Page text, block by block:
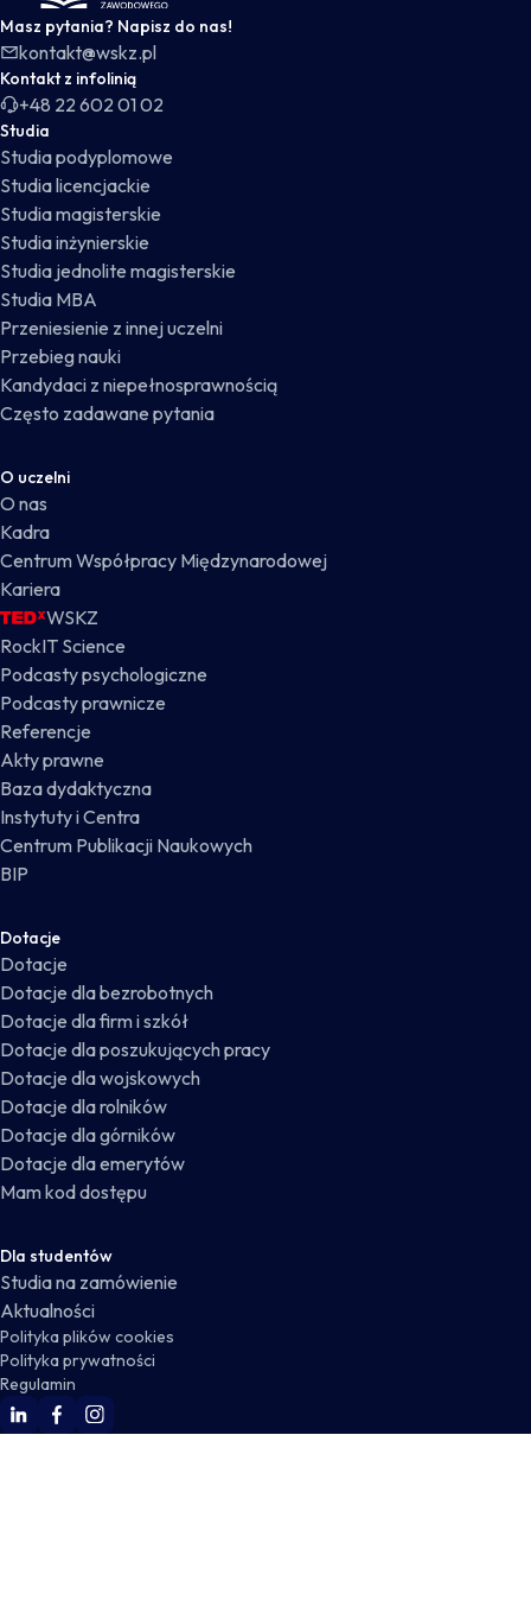
Masz pytania? Napisz do nas!
kontakt@wskz.pl
Kontakt z infolinią
+48 22 602 01 02
Studia
Studia podyplomowe
Studia licencjackie
Studia magisterskie
Studia inżynierskie
Studia jednolite magisterskie
Studia MBA
Przeniesienie z innej uczelni
Przebieg nauki
Kandydaci z niepełnosprawnością
Często zadawane pytania
O uczelni
O nas
Kadra
Centrum Współpracy Międzynarodowej
Kariera
WSKZ
RockIT Science
Podcasty psychologiczne
Podcasty prawnicze
Referencje
Akty prawne
Baza dydaktyczna
Instytuty i Centra
Centrum Publikacji Naukowych
BIP
Dotacje
Dotacje
Dotacje dla bezrobotnych
Dotacje dla firm i szkół
Dotacje dla poszukujących pracy
Dotacje dla wojskowych
Dotacje dla rolników
Dotacje dla górników
Dotacje dla emerytów
Mam kod dostępu
Dla studentów
Studia na zamówienie
Aktualności
Polityka plików cookies
Polityka prywatności
Regulamin
WSKZ Linkedin
WSKZ Facebook
WSKZ Instagram